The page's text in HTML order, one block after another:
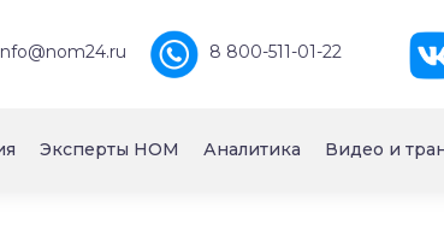
8 800-511-01-22
Эксперты НОМ Аналитика Видео и